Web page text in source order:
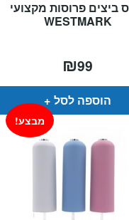
ביצים פרוסות מקצועי
WESTMARK
₪99
הוספה לסל
מבצע!